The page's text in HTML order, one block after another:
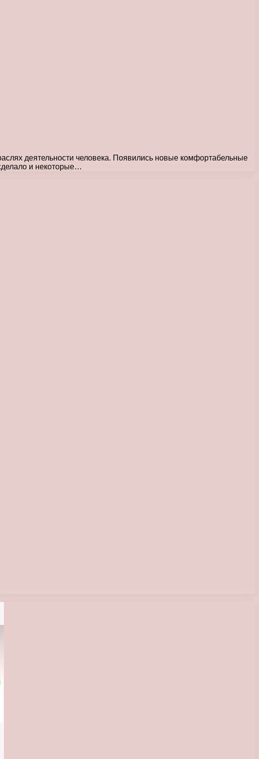
деятельности человека. Появились новые комфортабельные
и некоторые…